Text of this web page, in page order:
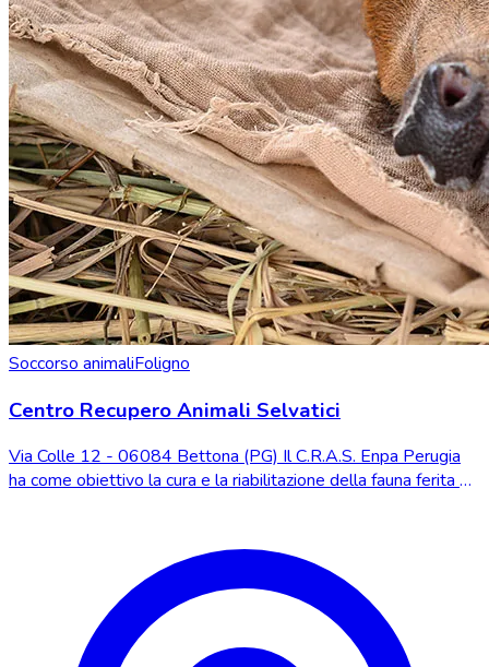
Soccorso animaliFoligno
Centro Recupero Animali Selvatici
Via Colle 12 - 06084 Bettona (PG) Il C.R.A.S. Enpa Perugia
ha come obiettivo la cura e la riabilitazione della fauna ferita o